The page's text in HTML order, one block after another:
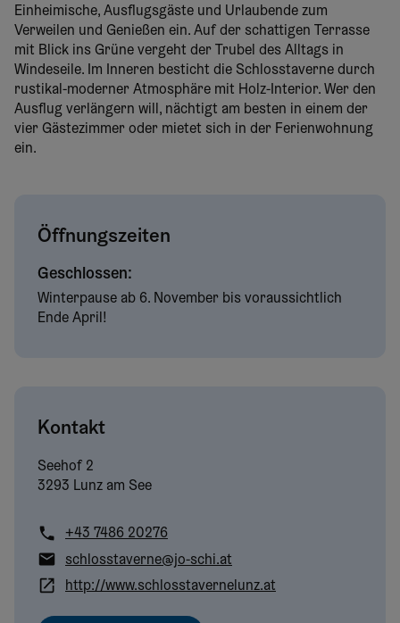
Einheimische, Ausflugsgäste und Urlaubende zum
Verweilen und Genießen ein. Auf der schattigen Terrasse
mit Blick ins Grüne vergeht der Trubel des Alltags in
Windeseile. Im Inneren besticht die Schlosstaverne durch
rustikal-moderner Atmosphäre mit Holz-Interior. Wer den
Ausflug verlängern will, nächtigt am besten in einem der
vier Gästezimmer oder mietet sich in der Ferienwohnung
ein.
Öffnungszeiten
Geschlossen:
Winterpause ab 6. November bis voraussichtlich
Ende April!
Kontakt
Seehof 2
3293 Lunz am See
+43 7486 20276
schlosstaverne@jo-schi.at
http://www.schlosstavernelunz.at